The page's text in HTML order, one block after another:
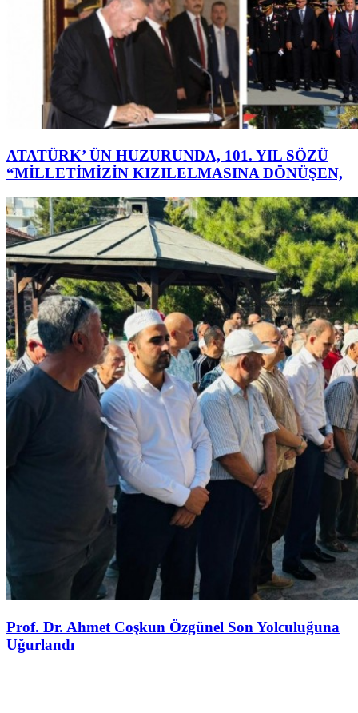
ATATÜRK’ ÜN HUZURUNDA, 101. YIL SÖZÜ
“MİLLETİMİZİN KIZILELMASINA DÖNÜŞEN,
Prof. Dr. Ahmet Coşkun Özgünel Son Yolculuğuna
Uğurlandı